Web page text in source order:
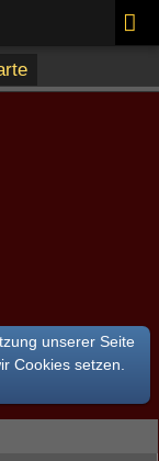
unserer Seite
Cookies setzen.